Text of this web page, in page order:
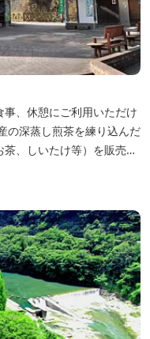
、休憩にご利用いただけ
、しいたけ等）を販売。
香肌峡まですぐ。 【イ
噌を使ったボリュームた